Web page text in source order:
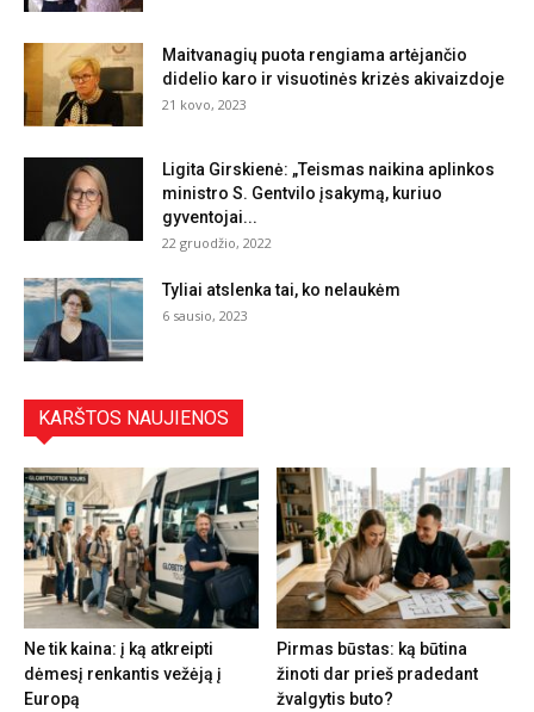
Maitvanagių puota rengiama artėjančio
didelio karo ir visuotinės krizės akivaizdoje
21 kovo, 2023
Ligita Girskienė: „Teismas naikina aplinkos
ministro S. Gentvilo įsakymą, kuriuo
gyventojai...
22 gruodžio, 2022
Tyliai atslenka tai, ko nelaukėm
6 sausio, 2023
KARŠTOS NAUJIENOS
Ne tik kaina: į ką atkreipti
dėmesį renkantis vežėją į
Europą
Pirmas būstas: ką būtina
žinoti dar prieš pradedant
žvalgytis buto?